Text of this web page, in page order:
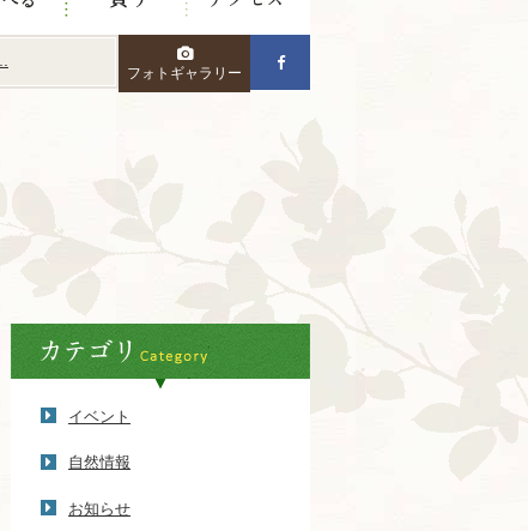
買う アクセス
フォトギャラリー
イベント
自然情報
お知らせ